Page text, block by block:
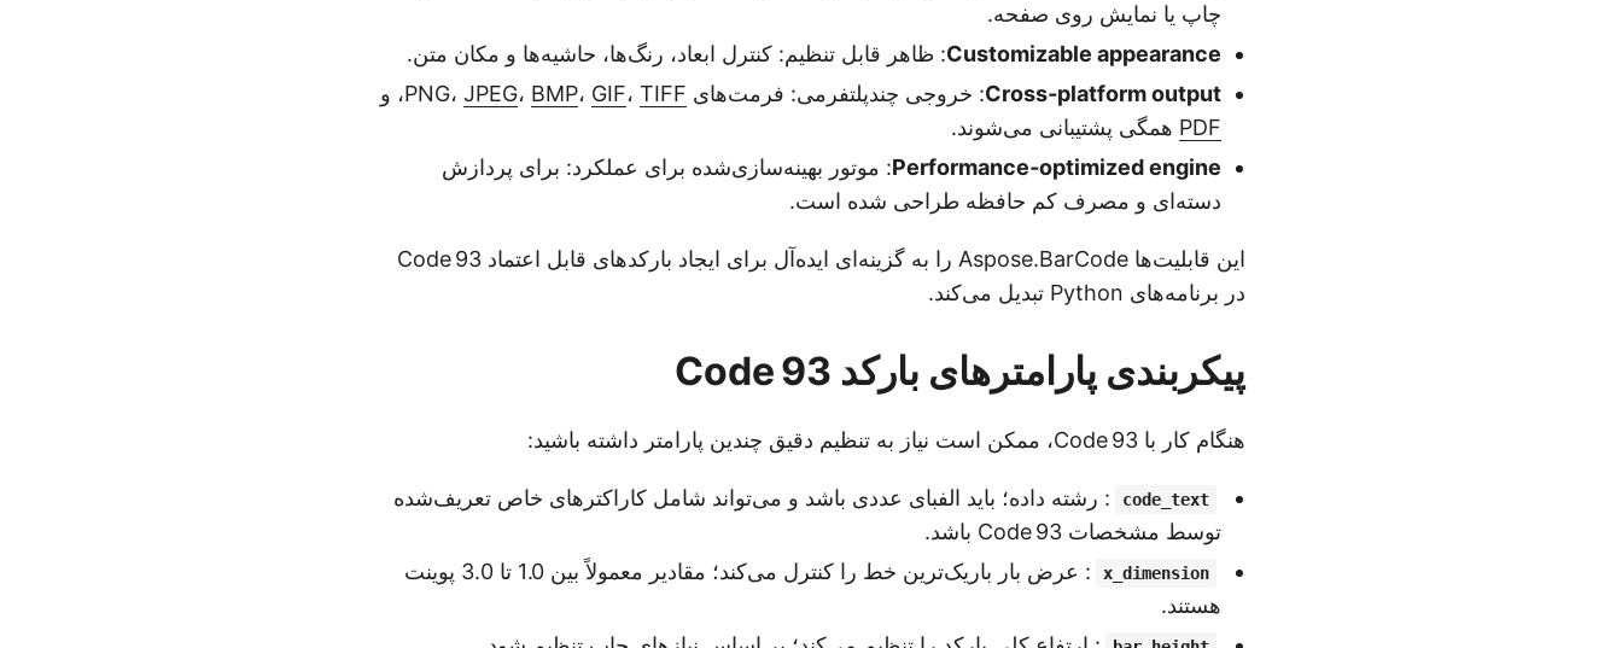
چاپ یا نمایش روی صفحه.
Customizable appearance: ظاهر قابل تنظیم: کنترل ابعاد، رنگ‌ها، حاشیه‌ها و مکان متن.
Cross‑platform output: خروجی چندپلتفرمی: فرمت‌های PNG، JPEG، BMP، GIF، TIFF
، و
PDF همگی پشتیبانی می‌شوند.
Performance‑optimized engine: موتور بهینه‌سازی‌شده برای عملکرد: برای پردازش
دسته‌ای و مصرف کم حافظه طراحی شده است.
این قابلیت‌ها Aspose.BarCode را به گزینه‌ای ایده‌آل برای ایجاد بارکدهای قابل اعتماد Code 93
در برنامه‌های Python تبدیل می‌کند.
پیکربندی پارامترهای بارکد Code 93
هنگام کار با Code 93، ممکن است نیاز به تنظیم دقیق چندین پارامتر داشته باشید:
code_text
: رشته داده؛ باید الفبای عددی باشد و می‌تواند شامل کاراکترهای خاص تعریف‌شده
توسط مشخصات Code 93 باشد.
x_dimension
: عرض بار باریک‌ترین خط را کنترل می‌کند؛ مقادیر معمولاً بین 1.0 تا 3.0 پوینت
هستند.